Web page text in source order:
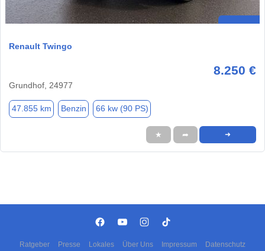
Renault Twingo
8.250 €
Grundhof, 24977
47.855 km Benzin 66 kw (90 PS)
★ ➦ ➜
Ratgeber Presse Lokales Über Uns Impressum Datenschutz